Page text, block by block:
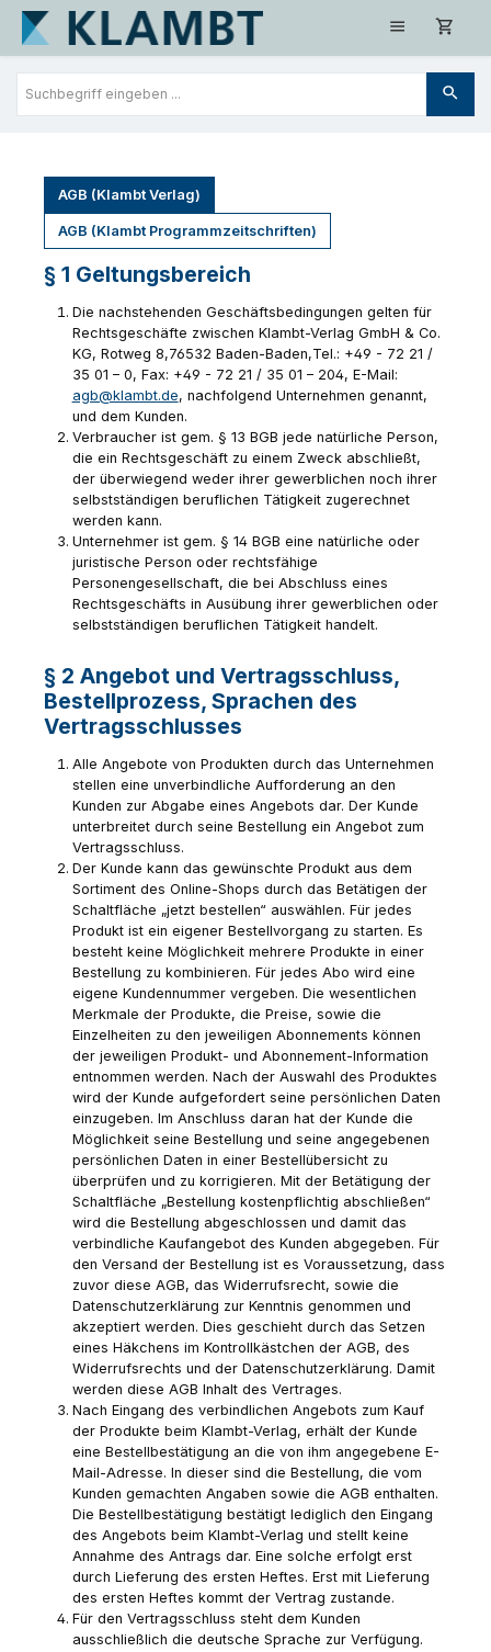
Zum Hauptinhalt springen
AGB (Klambt Verlag)
AGB (Klambt Programmzeitschriften)
§ 1 Geltungsbereich
Die nachstehenden Geschäftsbedingungen gelten für
Rechtsgeschäfte zwischen Klambt-Verlag GmbH & Co.
KG, Rotweg 8,76532 Baden-Baden,Tel.: +49 - 72 21 /
35 01 – 0, Fax: +49 - 72 21 / 35 01 – 204, E-Mail:
agb@klambt.de, nachfolgend Unternehmen genannt,
und dem Kunden.
Verbraucher ist gem. § 13 BGB jede natürliche Person,
die ein Rechtsgeschäft zu einem Zweck abschließt,
der überwiegend weder ihrer gewerblichen noch ihrer
selbstständigen beruflichen Tätigkeit zugerechnet
werden kann.
Unternehmer ist gem. § 14 BGB eine natürliche oder
juristische Person oder rechtsfähige
Personengesellschaft, die bei Abschluss eines
Rechtsgeschäfts in Ausübung ihrer gewerblichen oder
selbstständigen beruflichen Tätigkeit handelt.
§ 2 Angebot und Vertragsschluss,
Bestellprozess, Sprachen des
Vertragsschlusses
Alle Angebote von Produkten durch das Unternehmen
stellen eine unverbindliche Aufforderung an den
Kunden zur Abgabe eines Angebots dar. Der Kunde
unterbreitet durch seine Bestellung ein Angebot zum
Vertragsschluss.
Der Kunde kann das gewünschte Produkt aus dem
Sortiment des Online-Shops durch das Betätigen der
Schaltfläche „jetzt bestellen“ auswählen. Für jedes
Produkt ist ein eigener Bestellvorgang zu starten. Es
besteht keine Möglichkeit mehrere Produkte in einer
Bestellung zu kombinieren. Für jedes Abo wird eine
eigene Kundennummer vergeben. Die wesentlichen
Merkmale der Produkte, die Preise, sowie die
Einzelheiten zu den jeweiligen Abonnements können
der jeweiligen Produkt- und Abonnement-Information
entnommen werden. Nach der Auswahl des Produktes
wird der Kunde aufgefordert seine persönlichen Daten
einzugeben. Im Anschluss daran hat der Kunde die
Möglichkeit seine Bestellung und seine angegebenen
persönlichen Daten in einer Bestellübersicht zu
überprüfen und zu korrigieren. Mit der Betätigung der
Schaltfläche „Bestellung kostenpflichtig abschließen“
wird die Bestellung abgeschlossen und damit das
verbindliche Kaufangebot des Kunden abgegeben. Für
den Versand der Bestellung ist es Voraussetzung, dass
zuvor diese AGB, das Widerrufsrecht, sowie die
Datenschutzerklärung zur Kenntnis genommen und
akzeptiert werden. Dies geschieht durch das Setzen
eines Häkchens im Kontrollkästchen der AGB, des
Widerrufsrechts und der Datenschutzerklärung. Damit
werden diese AGB Inhalt des Vertrages.
Nach Eingang des verbindlichen Angebots zum Kauf
der Produkte beim Klambt-Verlag, erhält der Kunde
eine Bestellbestätigung an die von ihm angegebene E-
Mail-Adresse. In dieser sind die Bestellung, die vom
Kunden gemachten Angaben sowie die AGB enthalten.
Die Bestellbestätigung bestätigt lediglich den Eingang
des Angebots beim Klambt-Verlag und stellt keine
Annahme des Antrags dar. Eine solche erfolgt erst
durch Lieferung des ersten Heftes. Erst mit Lieferung
des ersten Heftes kommt der Vertrag zustande.
Für den Vertragsschluss steht dem Kunden
ausschließlich die deutsche Sprache zur Verfügung.